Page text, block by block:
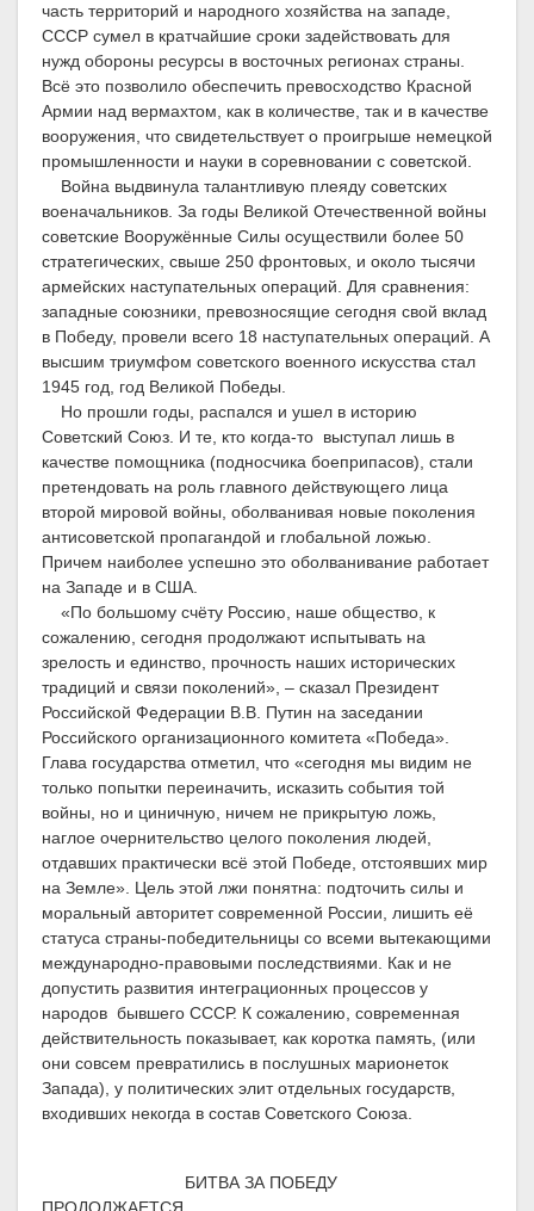
часть территорий и народного хозяйства на западе,
СССР сумел в кратчайшие сроки задействовать для
нужд обороны ресурсы в восточных регионах страны.
Всё это позволило обеспечить превосходство Красной
Армии над вермахтом, как в количестве, так и в качестве
вооружения, что свидетельствует о проигрыше немецкой
промышленности и науки в соревновании с советской.
Война выдвинула талантливую плеяду советских
военачальников. За годы Великой Отечественной войны
советские Вооружённые Силы осуществили более 50
стратегических, свыше 250 фронтовых, и около тысячи
армейских наступательных операций. Для сравнения:
западные союзники, превозносящие сегодня свой вклад
в Победу, провели всего 18 наступательных операций. А
высшим триумфом советского военного искусства стал
1945 год, год Великой Победы.
Но прошли годы, распался и ушел в историю
Советский Союз. И те, кто когда-то выступал лишь в
качестве помощника (подносчика боеприпасов), стали
претендовать на роль главного действующего лица
второй мировой войны, оболванивая новые поколения
антисоветской пропагандой и глобальной ложью.
Причем наиболее успешно это оболванивание работает
на Западе и в США.
«По большому счёту Россию, наше общество, к
сожалению, сегодня продолжают испытывать на
зрелость и единство, прочность наших исторических
традиций и связи поколений», – сказал Президент
Российской Федерации В.В. Путин на заседании
Российского организационного комитета «Победа».
Глава государства отметил, что «сегодня мы видим не
только попытки переиначить, исказить события той
войны, но и циничную, ничем не прикрытую ложь,
наглое очернительство целого поколения людей,
отдавших практически всё этой Победе, отстоявших мир
на Земле». Цель этой лжи понятна: подточить силы и
моральный авторитет современной России, лишить её
статуса страны-победительницы со всеми вытекающими
международно-правовыми последствиями. Как и не
допустить развития интеграционных процессов у
народов бывшего СССР. К сожалению, современная
действительность показывает, как коротка память, (или
они совсем превратились в послушных марионеток
Запада), у политических элит отдельных государств,
входивших некогда в состав Советского Союза.
БИТВА ЗА ПОБЕДУ